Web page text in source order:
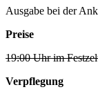
Ausgabe bei der
Preise
19:00 Uhr im
Verpflegung